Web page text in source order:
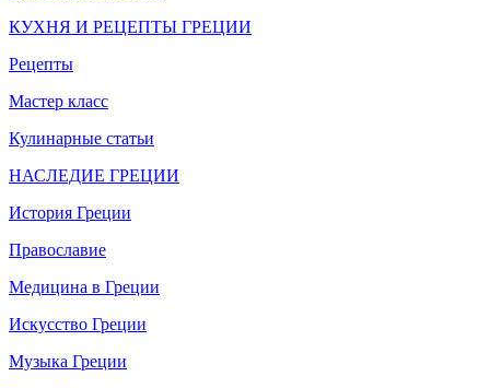
КУХНЯ И РЕЦЕПТЫ ГРЕЦИИ
Рецепты
Мастер класс
Кулинарные статьи
НАСЛЕДИЕ ГРЕЦИИ
История Греции
Православие
Медицина в Греции
Искусство Греции
Музыка Греции